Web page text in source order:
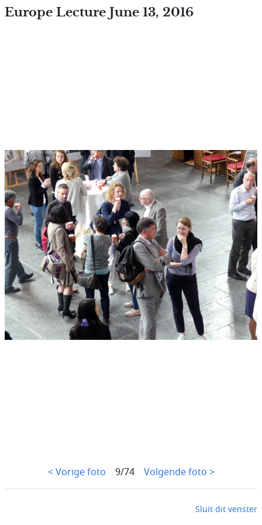
Overslaan en naar de inhoud
Europe Lecture June 13, 2016
< Vorige foto 9/74 Volgende foto >
Sluit dit venster